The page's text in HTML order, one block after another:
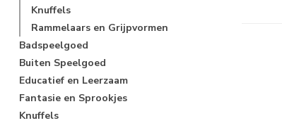
Knuffels
Rammelaars en Grijpvormen
Badspeelgoed
Buiten Speelgoed
Educatief en Leerzaam
Fantasie en Sprookjes
Knuffels